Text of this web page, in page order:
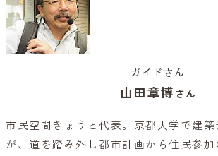
ガイドさん
山田章博 さん
市民空間きょうと代表。京都大学で建
が、道を踏み外し都市計画から住民参加